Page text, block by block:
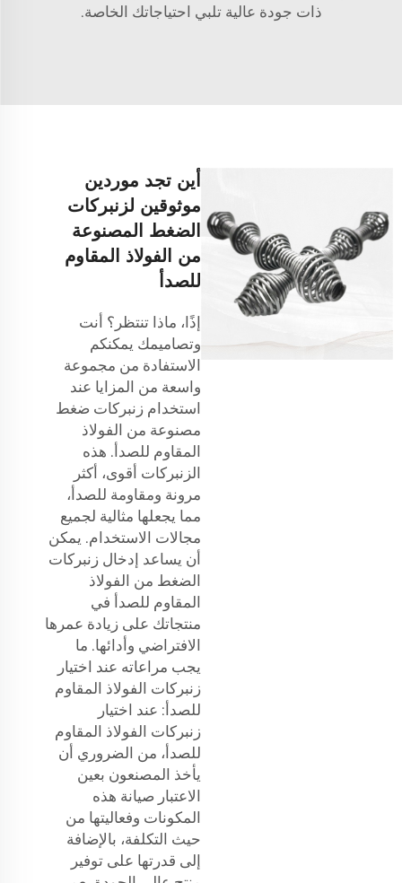
ذات جودة عالية تلبي احتياجاتك الخاصة.
أين تجد موردين
موثوقين لزنبركات
الضغط المصنوعة
من الفولاذ المقاوم
للصدأ
إذًا، ماذا تنتظر؟ أنت
وتصاميمك يمكنكم
الاستفادة من مجموعة
واسعة من المزايا عند
استخدام زنبركات ضغط
مصنوعة من الفولاذ
المقاوم للصدأ. هذه
الزنبركات أقوى، أكثر
مرونة ومقاومة للصدأ،
مما يجعلها مثالية لجميع
مجالات الاستخدام. يمكن
أن يساعد إدخال زنبركات
الضغط من الفولاذ
المقاوم للصدأ في
منتجاتك على زيادة عمرها
الافتراضي وأدائها. ما
يجب مراعاته عند اختيار
زنبركات الفولاذ المقاوم
للصدأ: عند اختيار
زنبركات الفولاذ المقاوم
للصدأ، من الضروري أن
يأخذ المصنعون بعين
الاعتبار صيانة هذه
المكونات وفعاليتها من
حيث التكلفة، بالإضافة
إلى قدرتها على توفير